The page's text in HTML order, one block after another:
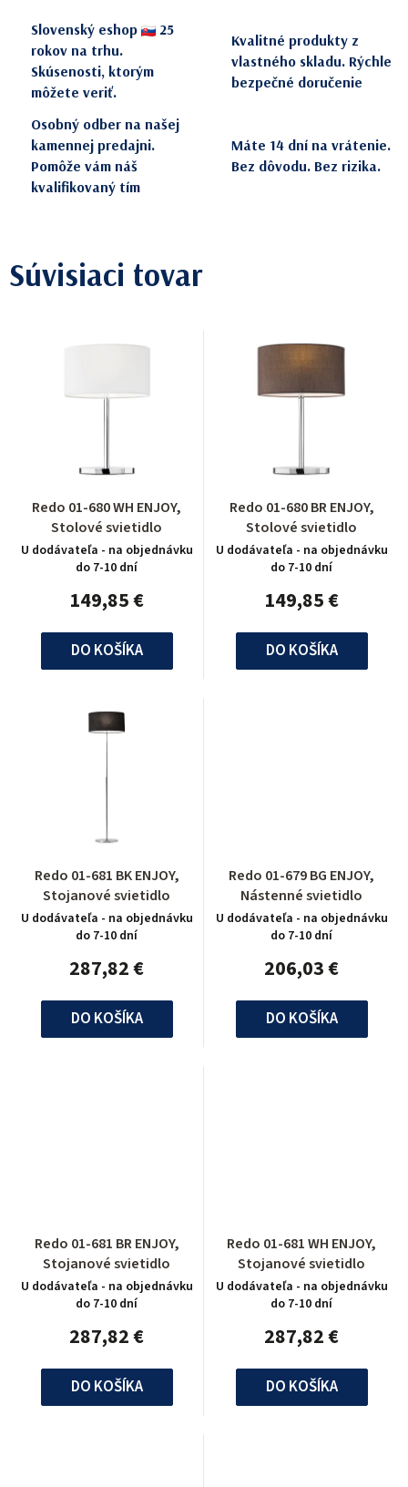
Slovenský eshop
25
rokov na trhu.
Skúsenosti, ktorým
môžete veriť.
Kvalitné produkty z
vlastného skladu. Rýchle
bezpečné doručenie
Osobný odber na našej
kamennej predajni.
Pomôže vám náš
kvalifikovaný tím
Máte 14 dní na vrátenie.
Bez dôvodu. Bez rizika.
Súvisiaci tovar
Redo 01-680 WH ENJOY,
Stolové svietidlo
U dodávateľa - na objednávku
do 7-10 dní
149,85 €
DO KOŠÍKA
Redo 01-680 BR ENJOY,
Stolové svietidlo
U dodávateľa - na objednávku
do 7-10 dní
149,85 €
DO KOŠÍKA
Redo 01-681 BK ENJOY,
Stojanové svietidlo
U dodávateľa - na objednávku
do 7-10 dní
287,82 €
DO KOŠÍKA
Redo 01-679 BG ENJOY,
Nástenné svietidlo
U dodávateľa - na objednávku
do 7-10 dní
206,03 €
DO KOŠÍKA
Redo 01-681 BR ENJOY,
Stojanové svietidlo
U dodávateľa - na objednávku
do 7-10 dní
287,82 €
DO KOŠÍKA
Redo 01-681 WH ENJOY,
Stojanové svietidlo
U dodávateľa - na objednávku
do 7-10 dní
287,82 €
DO KOŠÍKA